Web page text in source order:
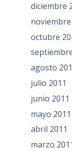
diciembre
noviembre
octubre
agosto
julio 2011
junio 2011
mayo 2011
abril 2011
marzo